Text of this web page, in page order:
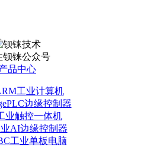
钡铼公众号
品中心
工业计算机
边缘控制器
业触控一体机
AI边缘控制器
工业单板电脑